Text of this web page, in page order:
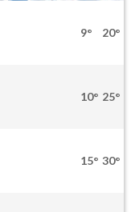
9° 20°
10° 25°
15° 30°